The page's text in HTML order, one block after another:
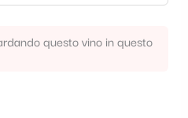
questo vino in questo